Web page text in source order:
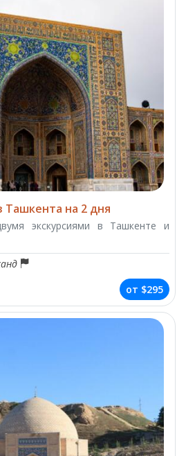
Ташкента на 2 дня
экскурсиями в Ташкенте и
от $295